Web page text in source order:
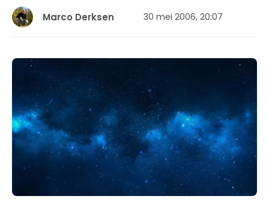
Marco Derksen 30 mei 2006, 20:07